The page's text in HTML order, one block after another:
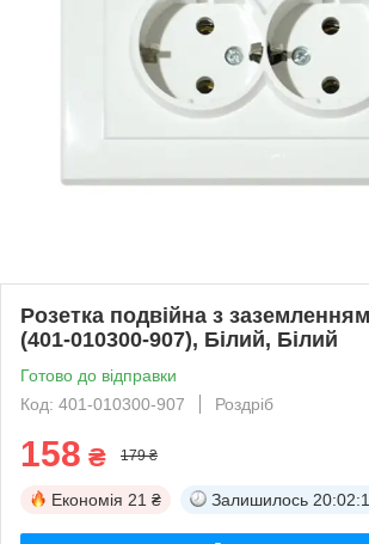
Розетка подвійна з
(401-010300-907), Білий, Білий
Готово до відправки
Код: 401-010300-907
Роздріб
158 ₴ 179 ₴
Економія 21 ₴ Залишилось